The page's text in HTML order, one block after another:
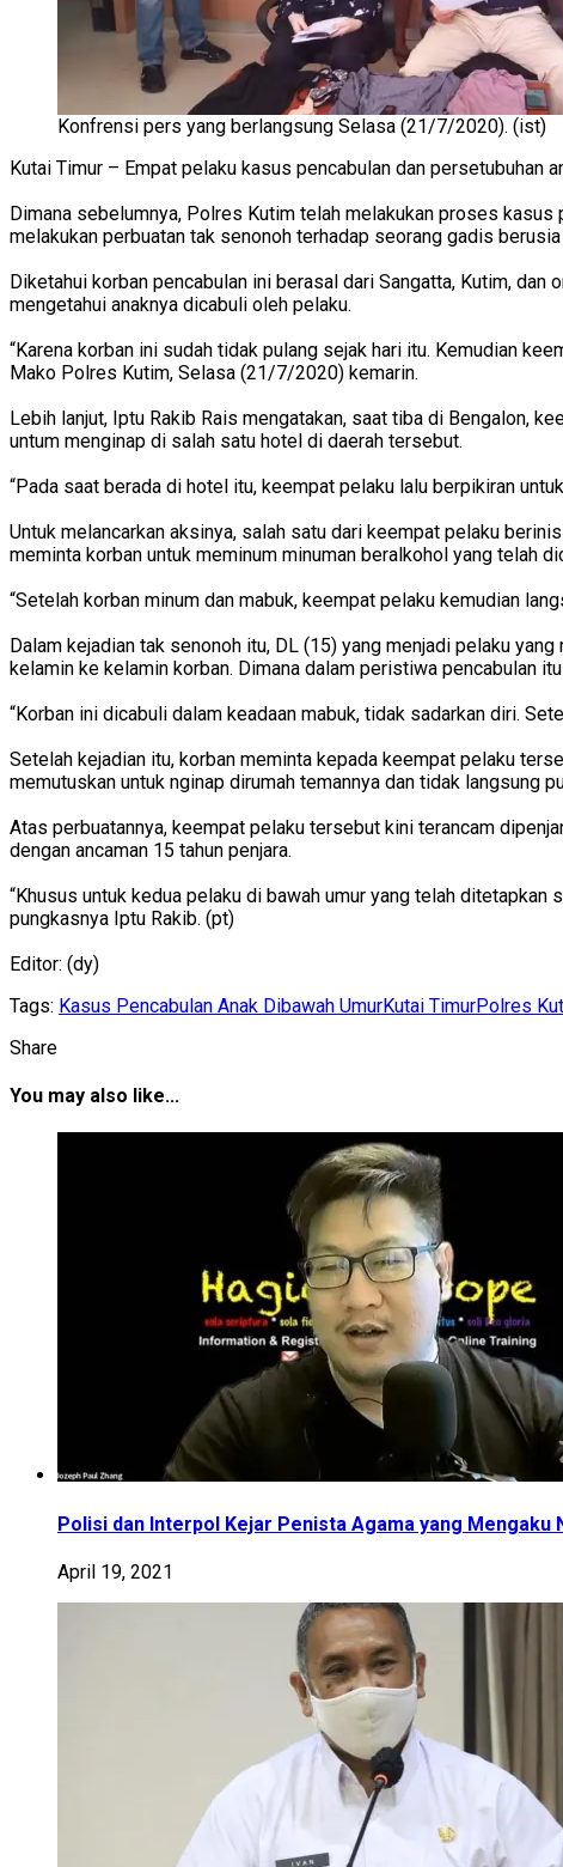
Konfrensi pers yang berlangsung Selasa (21/7/2020). (ist)
Kutai Timur – Empat pelaku kasus pencabulan dan persetubuhan
Dimana sebelumnya, Polres Kutim telah melakukan proses
melakukan perbuatan tak senonoh terhadap seorang gadis
Diketahui korban pencabulan ini berasal dari Sangatta, Kutim,
mengetahui anaknya dicabuli oleh pelaku.
“Karena korban ini sudah tidak pulang sejak hari itu. Kemudian
Mako Polres Kutim, Selasa (21/7/2020) kemarin.
Lebih lanjut, Iptu Rakib Rais mengatakan, saat tiba di Bengalon,
untum menginap di salah satu hotel di daerah tersebut.
“Pada saat berada di hotel itu, keempat pelaku lalu berpikiran
Untuk melancarkan aksinya, salah satu dari keempat pelaku
meminta korban untuk meminum minuman beralkohol yang telah
“Setelah korban minum dan mabuk, keempat pelaku kemudian
Dalam kejadian tak senonoh itu, DL (15) yang menjadi pelaku
kelamin ke kelamin korban. Dimana dalam peristiwa pencabulan
“Korban ini dicabuli dalam keadaan mabuk, tidak sadarkan diri.
Setelah kejadian itu, korban meminta kepada keempat pelaku
memutuskan untuk nginap dirumah temannya dan tidak langsung
Atas perbuatannya, keempat pelaku tersebut kini terancam
dengan ancaman 15 tahun penjara.
“Khusus untuk kedua pelaku di bawah umur yang telah
pungkasnya Iptu Rakib. (pt)
Editor: (dy)
Tags: Kasus Pencabulan Anak Dibawah UmurKutai TimurPolres
Share
You may also like...
Polisi dan Interpol Kejar Penista Agama yang Mengaku
April 19, 2021